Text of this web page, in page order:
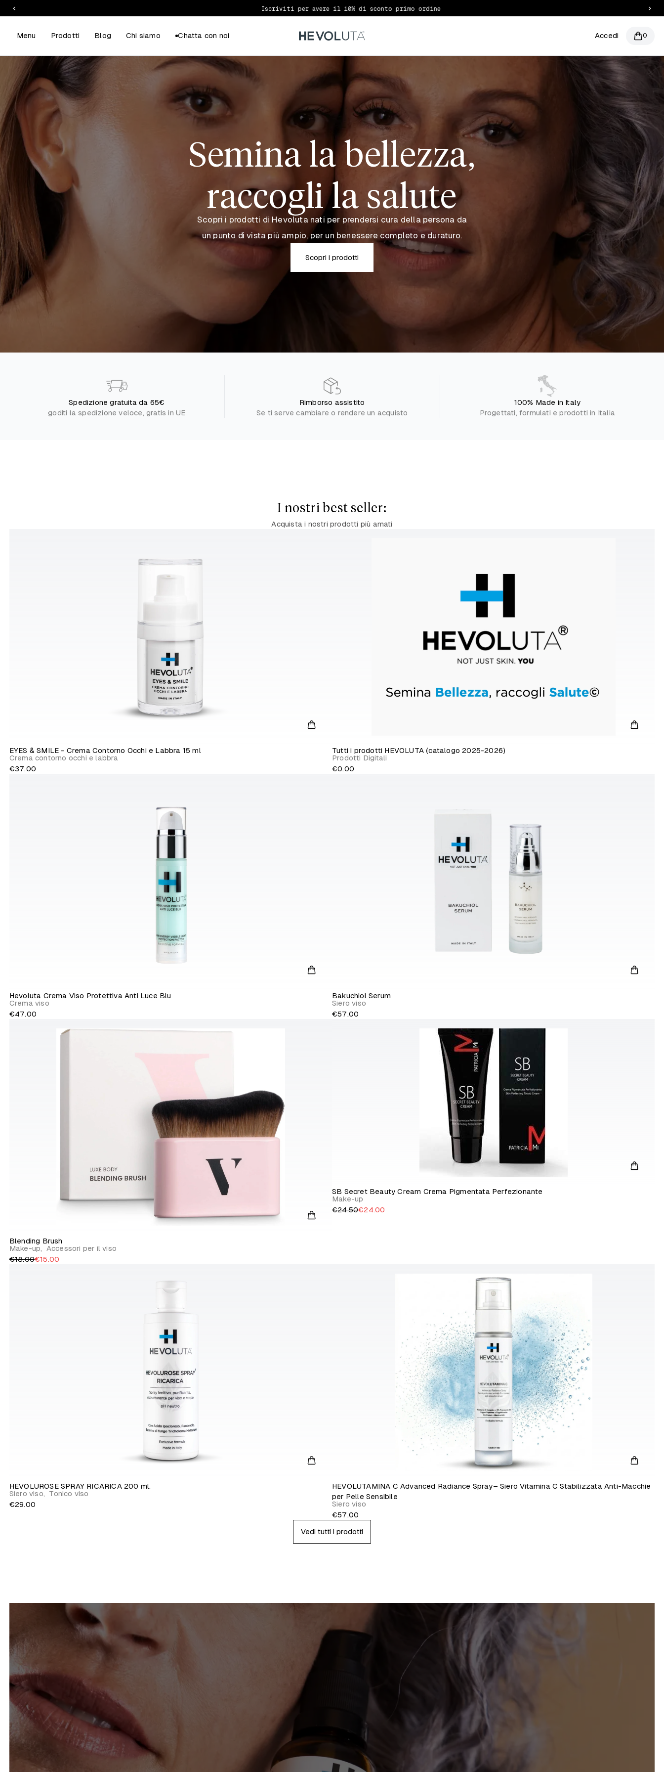
Iscriviti per avere il 10% di sconto primo ordine
Menu Prodotti Blog Chi siamo Chatta con noi Accedi 0
Semina la bellezza,
raccogli la salute
Scopri i prodotti di Hevoluta nati per prendersi cura della persona da
un punto di vista più ampio, per un benessere completo e duraturo.
Scopri i prodotti
Spedizione gratuita da 65€
goditi la spedizione veloce, gratis in UE
Rimborso assistito
Se ti serve cambiare o rendere un acquisto
100% Made in Italy
Progettati, formulati e prodotti in Italia
I nostri best seller:
Acquista i nostri prodotti più amati
EYES & SMILE - Crema Contorno Occhi e Labbra 15 ml
Crema contorno occhi e labbra
€37.00
Tutti i prodotti HEVOLUTA (catalogo 2025-2026)
Prodotti Digitali
€0.00
Hevoluta Crema Viso Protettiva Anti Luce Blu
Crema viso
€47.00
Bakuchiol Serum
Siero viso
€57.00
Blending Brush
Make-up, Accessori per il viso
€18.00€15.00
SB Secret Beauty Cream Crema Pigmentata Perfezionante
Make-up
€24.50€24.00
HEVOLUROSE SPRAY RICARICA 200 ml.
Siero viso, Tonico viso
€29.00
HEVOLUTAMINA C Advanced Radiance Spray– Siero Vitamina C Stabilizzata Anti-Macchie
per Pelle Sensibile
Siero viso
€57.00
Vedi tutti i prodotti